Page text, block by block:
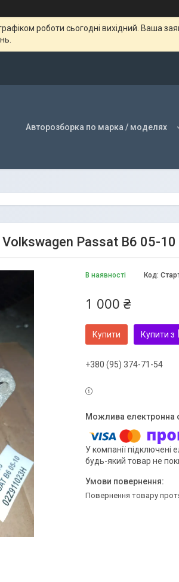
роботи сьогодні вихідний. Ваша
Авторозборка по марка / моделях
Passat B6 05-10
В наявності Код:
1 000 ₴
Купити Купити з
+380 (95) 374-71-54
У компанії підключені
будь-який товар не
повернення товару